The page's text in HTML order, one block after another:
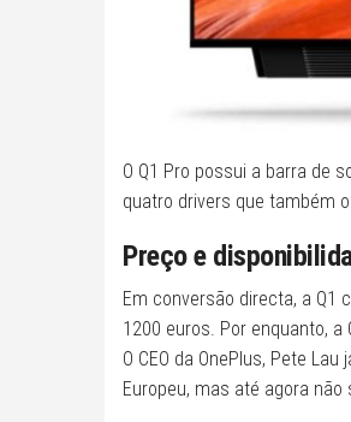
O Q1 Pro possui a barra de
quatro drivers que também
Preço e
Em conversão directa, a Q1
1200 euros. Por enquanto, a
O CEO da OnePlus, Pete
Europeu, mas até agora